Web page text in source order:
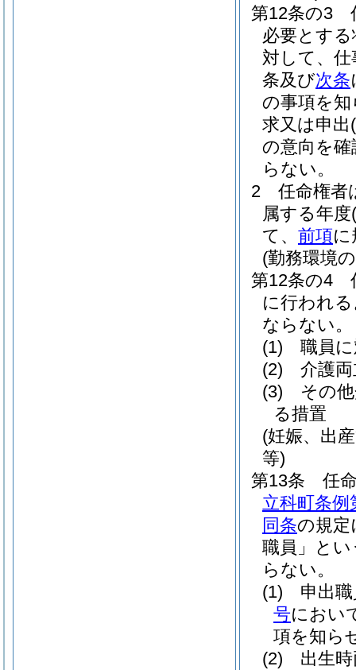
第12条の3
必要とす
対して、
条及び次条
の事項を
求又は申出(
の意向を
らない。
2
任命権者
属する年度
て、 前項
(勤務環境
第12条の4
に行われ
ならない。
(1)
職員
(2)
介護
(3)
その
る措置
(妊娠、出
等)
第13条
任
立科町条例
同条の規定
職員」とい
らない。
(1)
申出
号におい
項を知ら
(2)
出生